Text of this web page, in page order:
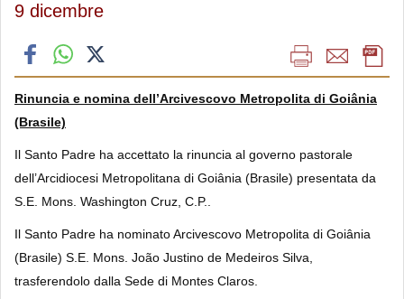
9 dicembre
Rinuncia e nomina dell’Arcivescovo Metropolita di Goiânia
(Brasile)
Il Santo Padre ha accettato la rinuncia al governo pastorale
dell’Arcidiocesi Metropolitana di Goiânia (Brasile) presentata da
S.E. Mons. Washington Cruz, C.P..
Il Santo Padre ha nominato Arcivescovo Metropolita di Goiânia
(Brasile) S.E. Mons. João Justino de Medeiros Silva,
trasferendolo dalla Sede di Montes Claros.